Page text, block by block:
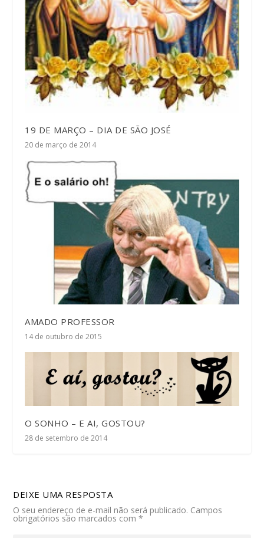
19 DE MARÇO – DIA DE SÃO JOSÉ
20 de março de 2014
AMADO PROFESSOR
14 de outubro de 2015
O SONHO – E AI, GOSTOU?
28 de setembro de 2014
DEIXE UMA RESPOSTA
O seu endereço de e-mail não será publicado. Campos
obrigatórios são marcados com*